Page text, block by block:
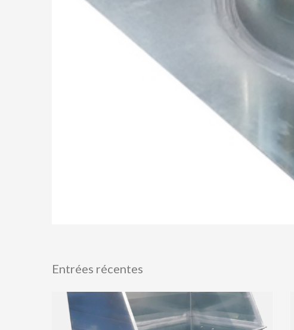
Entrées récentes